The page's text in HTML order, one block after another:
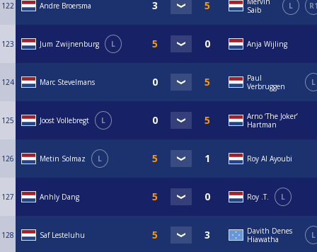
122 Andre Broersma
Saib
L
123 Jum Zwijnenburg L Anja Wijling
124 Marc Stevelmans
Paul
Verbruggen
L
125 Joost Vollebregt L
Arno ‘The Joker’
Hartman
126 Metin Solmaz L Roy Al Ayoubi
127 Anhly Dang Roy .T. L
128 Saf Lesteluhu
Davith Denes
Hiawatha
L